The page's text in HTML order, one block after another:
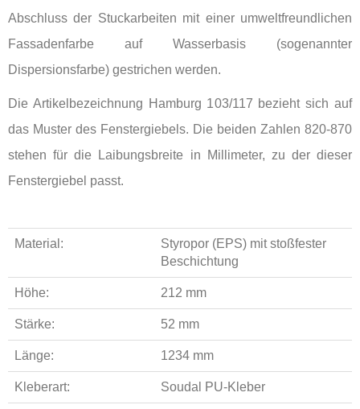
Abschluss der Stuckarbeiten mit einer umweltfreundlichen
Fassadenfarbe auf Wasserbasis (sogenannter
Dispersionsfarbe) gestrichen werden.
Die Artikelbezeichnung Hamburg 103/117 bezieht sich auf
das Muster des Fenstergiebels. Die beiden Zahlen 820-870
stehen für die Laibungsbreite in Millimeter, zu der dieser
Fenstergiebel passt.
Material:
Styropor (EPS) mit stoßfester
Beschichtung
Höhe: 212 mm
Stärke: 52 mm
Länge: 1234 mm
Kleberart: Soudal PU-Kleber